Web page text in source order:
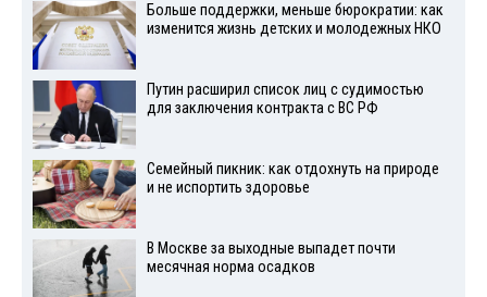
Больше поддержки, меньше бюрократии: как
изменится жизнь детских и молодежных НКО
Путин расширил список лиц с судимостью
для заключения контракта с ВС РФ
Семейный пикник: как отдохнуть на природе
и не испортить здоровье
В Москве за выходные выпадет почти
месячная норма осадков